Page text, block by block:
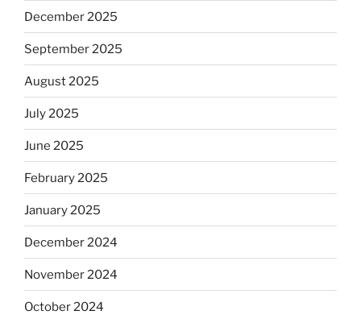
December 2025
September 2025
August 2025
July 2025
June 2025
February 2025
January 2025
December 2024
November 2024
October 2024